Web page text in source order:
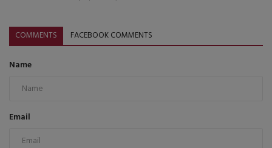
COMMENTS FACEBOOK COMMENTS
Name
Email